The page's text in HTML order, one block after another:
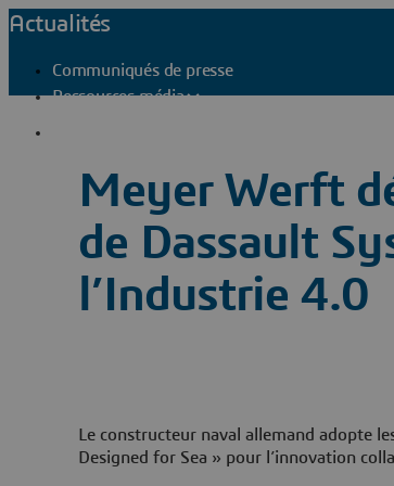
Actualités
Communiqués de presse
Ressources média
Meyer Werft
de Dassault
l’Industrie 4.0
Le constructeur naval allemand adopte
Designed for Sea » pour l’innovation